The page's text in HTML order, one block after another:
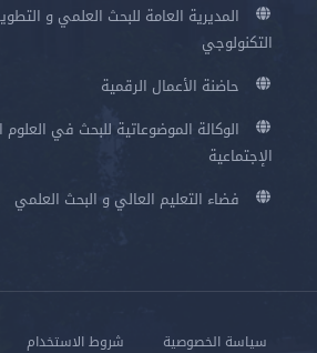
المديرية العامة للبحث العلمي و
التكنولوجي
حاضنة الأعمال الرقمية
الوكالة الموضوعاتية للبحث في العلوم
الإجتماعية
فضاء التعليم العالي و البحث العلمي
سياسة الخصوصية شروط الاستخدام